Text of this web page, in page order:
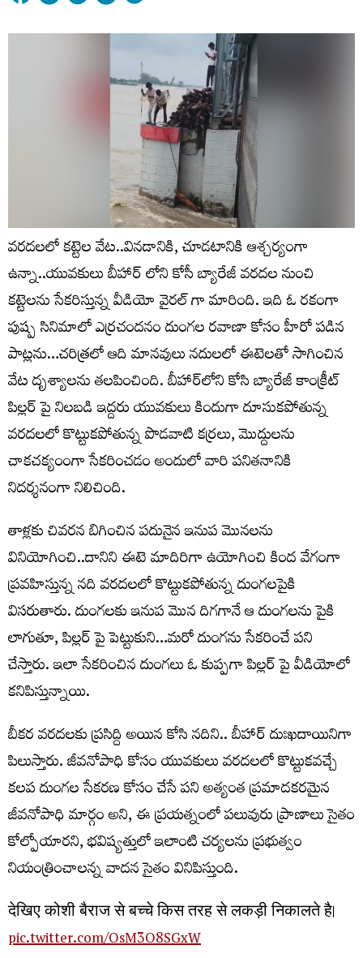
వరదలలో కట్టెల వేట..వినడానికి, చూడటానికి ఆశ్చర్యంగా
ఉన్నా..యువకులు బీహార్ లోని కోసీ బ్యారేజీ వరదల నుంచి
కట్టెలను సేకరిస్తున్న వీడియో వైరల్ గా మారింది. ఇది ఓ రకంగా
పుష్ప సినిమాలో ఎర్రచందనం దుంగల రవాణా కోసం హీరో పడిన
పాట్లను…చరిత్రలో ఆది మానవులు నదులలో ఈటెలతో సాగించిన
వేట దృశ్యాలను తలపించింది. బీహార్‌లోని కోసి బ్యారేజీ కాంక్రీట్
పిల్లర్ పై నిలబడి ఇద్దరు యువకులు కిందుగా దూసుకపోతున్న
వరదలలో కొట్టుకపోతున్న పొడవాటి కర్రలు, మొద్దులను
చాకచక్యంంగా సేకరించడం అందులో వారి పనితనానికి
నిదర్శనంగా నిలిచింది.
తాళ్లకు చివరన బిగించిన పదునైన ఇనుప మొనలను
వినియోగించి..దానిని ఈటె మాదిరిగా ఉయోగించి కింద వేగంగా
ప్రవహిస్తున్న నది వరదలలో కొట్టుకపోతున్న దుంగలపైకి
విసరుతారు. దుంగలకు ఇనుప మొన దిగగానే ఆ దుంగలను పైకి
లాగుతూ, పిల్లర్ పై పెట్టుకుని…మరో దుంగను సేకరించే పని
చేస్తారు. ఇలా సేకరించిన దుంగలు ఓ కుప్పగా పిల్లర్ పై వీడియోలో
కనిపిస్తున్నాయి.
బీకర వరదలకు ప్రసిద్ది అయిన కోసి నదిని.. బీహార్ దుఃఖదాయినిగా
పిలుస్తారు. జీవనోపాధి కోసం యువకులు వరదలలో కొట్టుకవచ్చే
కలప దుంగల సేకరణ కోసం చేసే పని అత్యంత ప్రమాదకరమైన
జీవనోపాధి మార్గం అని, ఈ ప్రయత్నంలో పలువురు ప్రాణాలు సైతం
కోల్పోయారని, భవిష్యత్తులో ఇలాంటి చర్యలను ప్రభుత్వం
నియంత్రించాలన్న వాదన సైతం వినిపిస్తుంది.
देखिए कोशी बैराज से बच्चे किस तरह से लकड़ी निकालते है।
pic.twitter.com/OsM3O8SGxW